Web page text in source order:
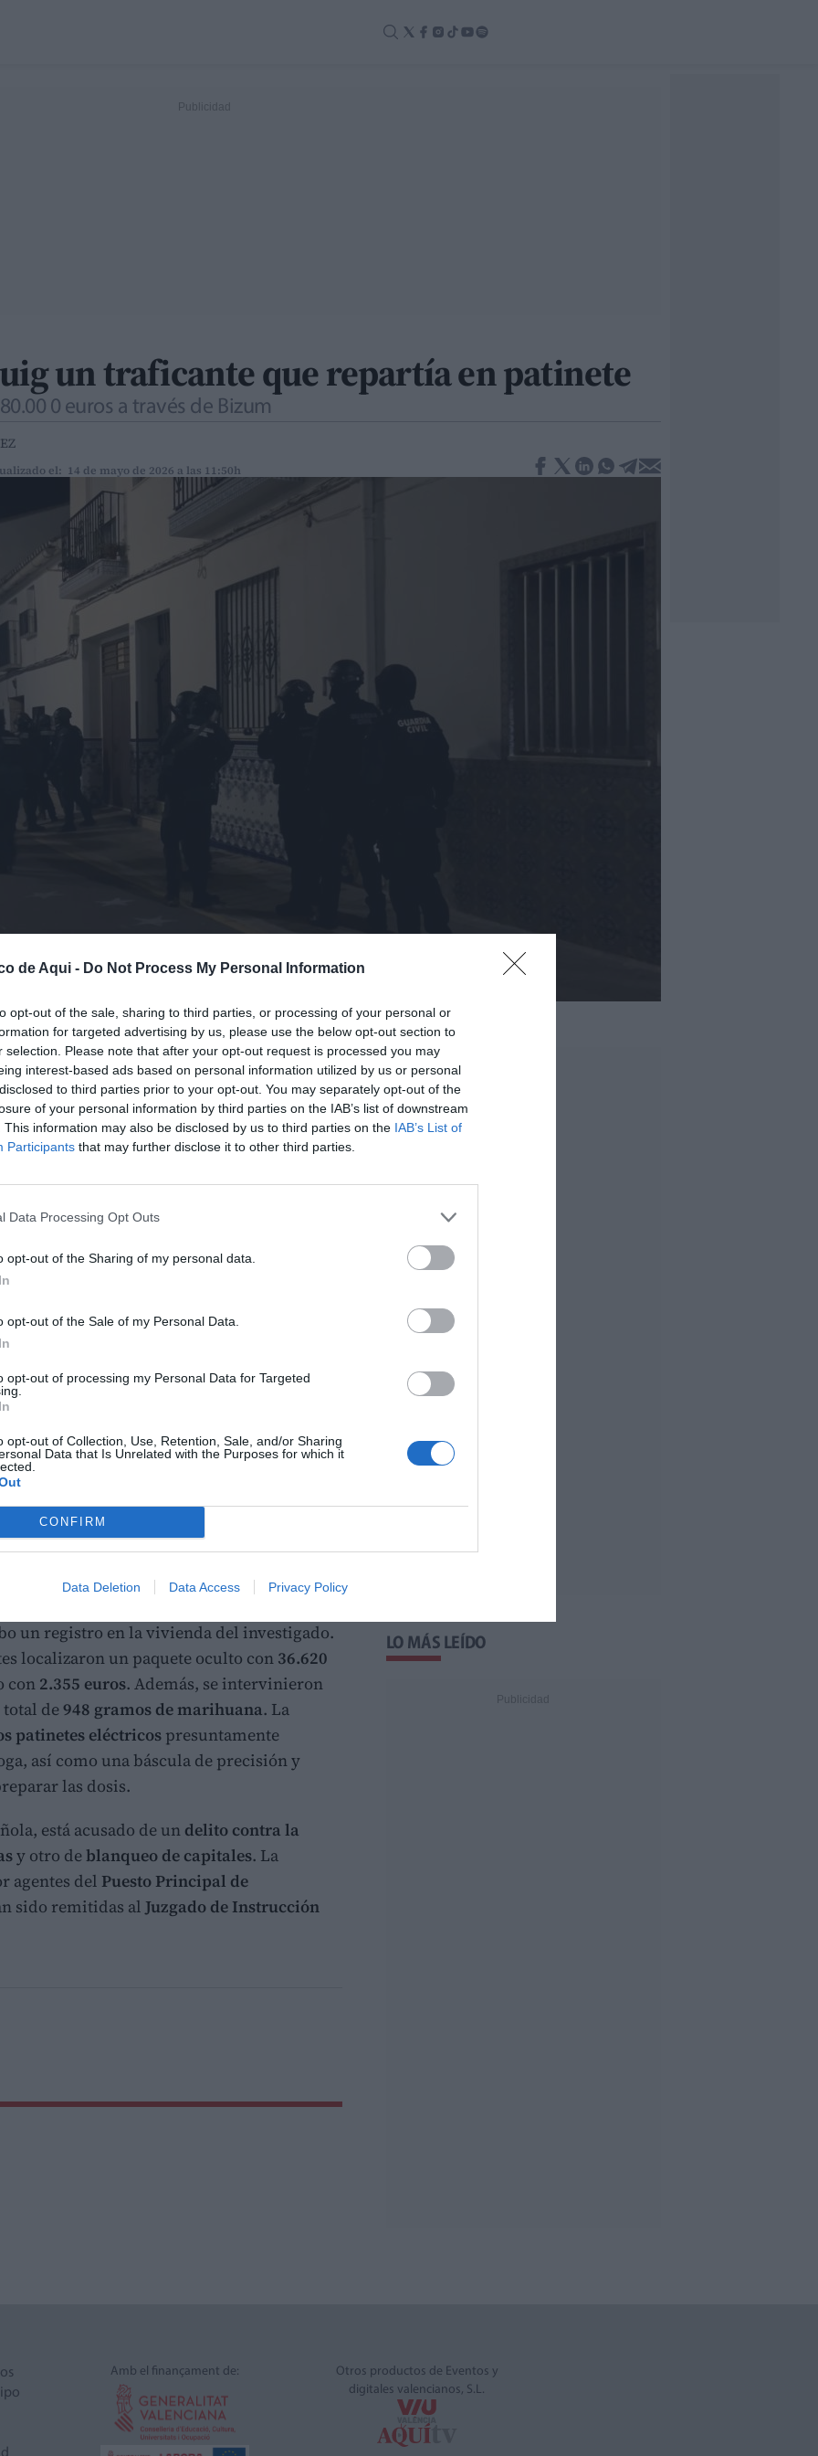
de Aqui - Do Not Process My Personal Information
opt-out of the sale, sharing to third parties, or processing of your personal or
for targeted advertising by us, please use the below opt-out section to
selection. Please note that after your opt-out request is processed you may
interest-based ads based on personal information utilized by us or personal
to third parties prior to your opt-out. You may separately opt-out of the
of your personal information by third parties on the IAB’s list of downstream
This information may also be disclosed by us to third parties on the IAB’s List of
Participants that may further disclose it to other third parties.
Data Processing Opt Outs
opt-out of the Sharing of my personal data.
opt-out of the Sale of my Personal Data.
opt-out of processing my Personal Data for Targeted
opt-out of Collection, Use, Retention, Sale, and/or Sharing
Data that Is Unrelated with the Purposes for which it
CONFIRM
Data Deletion Data Access Privacy Policy
un traficante que repartía en patinete
0 euros a través de Bizum
el: 14 de mayo de 2026 a las 11:50h
fuente preferida de Google de forma gratuita.
Puig de Santa Maríaa un hombre de 31 años
patinete eléctrico
realizadas a través de
2025, cuando los agentes detectaron a un
distintas zonas del municipio utilizando
comenzaban y terminaban en su
de los investigadores sobre una
a domicilio
que el sospechoso realizaba
entregas y, posteriormente, acudía a
dinero en efectivo correspondiente a los
tanto su actividad laboral como sus
un posible delito deblanqueo de capitales
La investigación concluyó que el detenido
total de
un registro en la vivienda del investigado.
localizaron un paquete oculto con 36.620
con 2.355 euros. Además, se intervinieron
de948 gramos de marihuana. La
patinetes eléctricos presuntamente
así como una báscula de precisión y
las dosis.
está acusado de undelito contra la
y otro de blanqueo de capitales. La
agentes del Puesto Principal de
sido remitidas al Juzgado de Instrucción
LO MÁS LEÍDO
Amb el finançament de:
Otros productos de Eventos y
digitales valencianos, S.L.